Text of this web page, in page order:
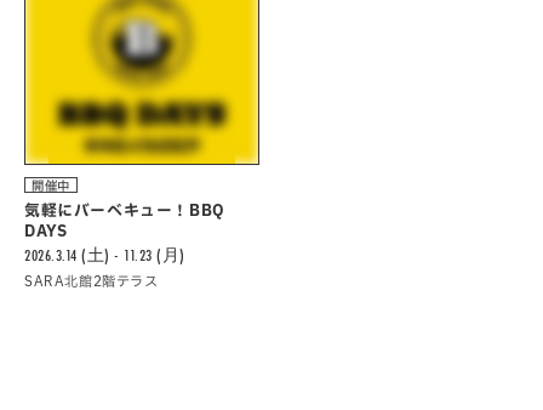
開催中
気軽にバーべキュー！BBQ
DAYS
2026.3.14 (土) - 11.23 (月)
SARA北館2階テラス